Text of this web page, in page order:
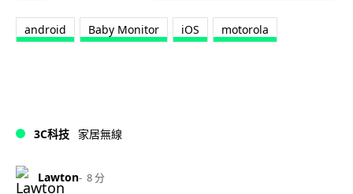
android Baby Monitor iOS motorola
3C科技 家居無線
Lawton 8 分